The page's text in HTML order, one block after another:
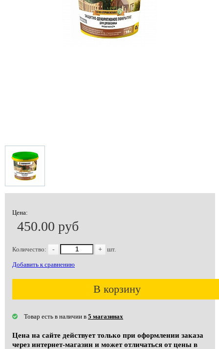
Цена:
450.00 руб
Количество: - + шт.
Добавить к сравнению
В корзину
Товар есть в наличии в 5 магазинах
Цена на сайте действует только при оформлении заказа
через интернет-магазин и может отличаться от цены в